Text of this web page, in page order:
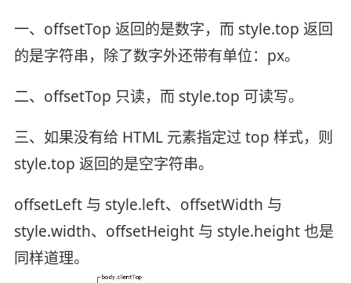
一、offsetTop 返回的是数字，而 style.top 返回
的是字符串，除了数字外还带有单位：px。
二、offsetTop 只读，而 style.top 可读写。
三、如果没有给 HTML 元素指定过 top 样式，则
style.top 返回的是空字符串。
offsetLeft 与 style.left、offsetWidth 与
style.width、offsetHeight 与 style.height 也是
同样道理。